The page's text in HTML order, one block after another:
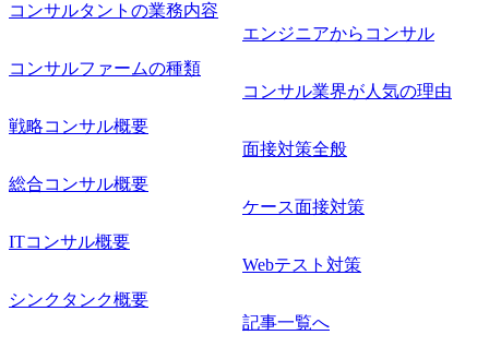
コンサルタントの業務内容
コンサルファームの種類
戦略コンサル概要
総合コンサル概要
ITコンサル概要
シンクタンク概要
エンジニアからコンサル
コンサル業界が人気の理由
面接対策全般
ケース面接対策
Webテスト対策
記事一覧へ